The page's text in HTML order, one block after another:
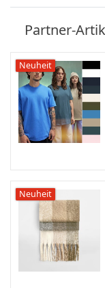
Partner-
Neuheit
Neuheit